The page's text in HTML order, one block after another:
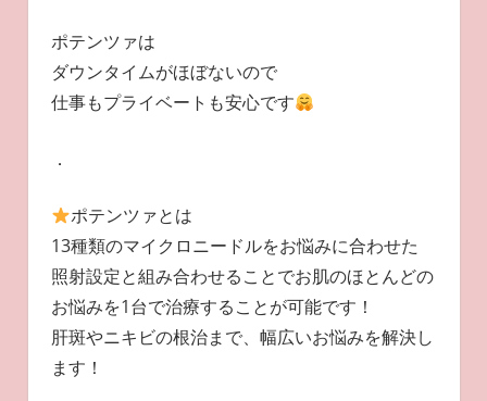
ポテンツァは
ダウンタイムがほぼないので
仕事もプライベートも安心です
．
ポテンツァとは
13種類のマイクロニードルをお悩みに合わせた
照射設定と組み合わせることでお肌のほとんどの
お悩みを1台で治療することが可能です！
肝斑やニキビの根治まで、幅広いお悩みを解決し
ます！